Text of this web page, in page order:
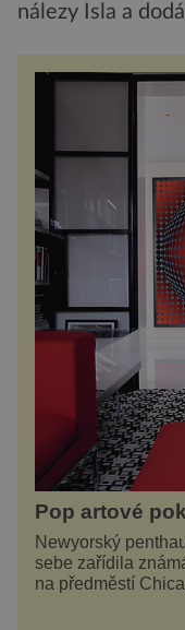
nálezy Isla a
Pop artové
Newyorský
sebe zařídila
na předměstí
vypadá její domov